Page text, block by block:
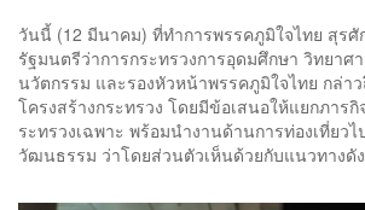
วันนี้ (12 มีนาคม) ที่ทำการพรรคภูมิใจไทย สุร
รัฐมนตรีว่าการกระทรวงการอุดมศึกษา วิทยาศ
นวัตกรรม และรองหัวหน้าพรรคภูมิใจไทย กล่า
โครงสร้างกระทรวง โดยมีข้อเสนอให้แยกภาร
ระทรวงเฉพาะ พร้อมนำงานด้านการท่องเที่ยวไ
วัฒนธรรม ว่าโดยส่วนตัวเห็นด้วยกับแนวทางดัง